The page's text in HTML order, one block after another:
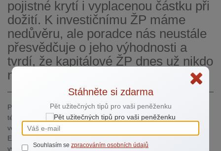
pojistné krytí i vyplacenou částku při
dožití. K investičnímu ŽP máme
nedůvěru, ale poradce nás neustále
přesvědčuje o jeho výhodnosti a
tvrdí, že kapitálové ŽP dnes už nikdo
nechce. Jaký je váš názor?
Pokud jste si přečetla články či odpovědi v Poradně na dané
téma, pak je otázka poněkud překvapivá. Obecně lze říci, že ve
většině případů manipulace s pojistnou smlouvou přináší ztráty.
Existují i výjimky, proto v každé jednotlivé situaci je nutno provést
výpočty související se zamýšlenou změnou.
Stáhněte si zdarma
Pět užitečných tipů pro vaši peněženku
Souhlasím se zpracováním osobních údajů